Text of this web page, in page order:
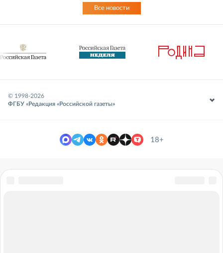
Все новости
© 1998-2026
ФГБУ «Редакция «Российской газеты»
18+